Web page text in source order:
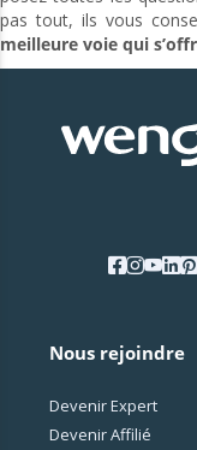
pas tout, ils vous
meilleure voie qui
Nous rejoindre
Devenir Expert
Devenir Affilié